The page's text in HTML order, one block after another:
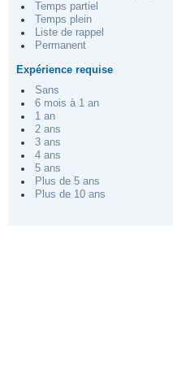
Temps partiel
Temps plein
Liste de rappel
Permanent
Expérience requise
Sans
6 mois à 1 an
1 an
2 ans
3 ans
4 ans
5 ans
Plus de 5 ans
Plus de 10 ans